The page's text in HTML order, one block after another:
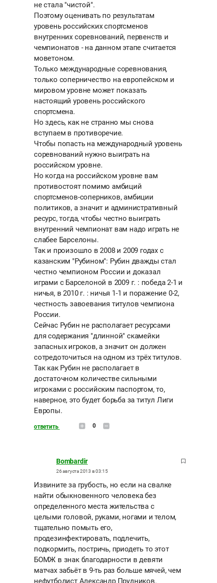
не стала "чистой".
Поэтому оценивать по результатам
уровень российских спортсменов
внутренних соревнований, первенств и
чемпионатов - на данном этапе считается
моветоном.
Только международные соревнования,
только соперничество на европейском и
мировом уровне может показать
настоящий уровень российского
спортсмена.
Но здесь, как не странно мы снова
вступаем в противоречие.
Чтобы попасть на международный уровень
соревнований нужно выиграть на
российском уровне.
Но когда на российском уровне вам
противостоят помимо амбиций
спортсменов-соперников, амбиции
политиков, а значит и административный
ресурс, тогда, чтобы честно выиграть
внутренний чемпионат вам надо играть не
слабее Барселоны.
Так и произошло в 2008 и 2009 годах с
казанским "Рубином": Рубин дважды стал
честно чемпионом России и доказал
играми с Барселоной в 2009 г. : победа 2-1 и
ничья, в 2010 г. : ничья 1-1 и поражение 0-2,
честность завоевания титулов чемпиона
России.
Сейчас Рубин не располагает ресурсами
для содержания "длинной" скамейки
запасных игроков, а значит он должен
сотредоточиться на одном из трёх титулов.
Так как Рубин не располагает в
достаточном количестве сильными
игроками с российским паспортом, то,
наверное, это будет борьба за титул Лиги
Европы.
ответить 0
Bombardir
26 августа 2013 в 03:15
Извините за грубость, но если на свалке
найти обыкновенного человека без
определенного места жительства с
целыми головой, руками, ногами и телом,
тщательно помыть его,
продезинфектировать, подлечить,
подкормить, постричь, приодеть то этот
БОМЖ в знак благодарности в девяти
матчах забьёт в 9-ть раз больше мячей, чем
нефутболист Александр Прудников.